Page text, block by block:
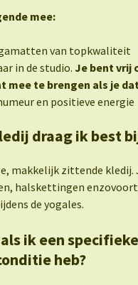
mee:
van topkwaliteit
in de studio. Je bent vrij
mee te brengen als je
en positieve energie
draag ik best
makkelijk zittende kledij.
halskettingen enzovoort
de yogales.
ik een specifieke
heb?